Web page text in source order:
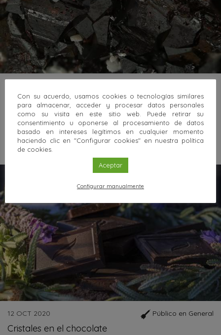
Mozartita: el mineral de la Flauta Mágica
Los minerales nos cuentan historias de nuestro pasado y
también de nuestro presente. La Tierra es un planeta…
Sigue leyendo
12 OCT 2020 Público en General
Cristales en el chocolate
Con su acuerdo, usamos cookies o tecnologías similares
para almacenar, acceder y procesar datos personales
como su visita en este sitio web. Puede retirar su
consentimiento u oponerse al procesamiento de datos
basado en intereses legítimos en cualquier momento
haciendo clic en "Configurar cookies" en nuestra política
de cookies.
Aceptar
Configurar manualmente